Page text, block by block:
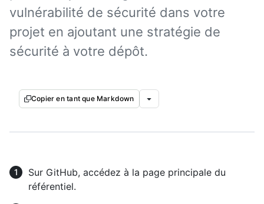
vulnérabilité de sécurité dans votre
projet en ajoutant une stratégie de
sécurité à votre dépôt.
Copier en tant que Markdown
Sur GitHub, accédez à la page principale du
référentiel.